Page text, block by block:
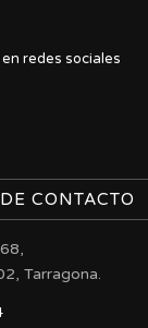
redes sociales
CONTACTO
Tarragona.